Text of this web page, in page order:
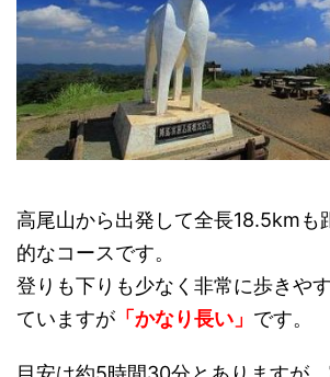
高尾山から出発して全長18.5kmも
的なコースです。
登りも下りも少なく非常に歩きや
ていますが 「かなり長い」 です。